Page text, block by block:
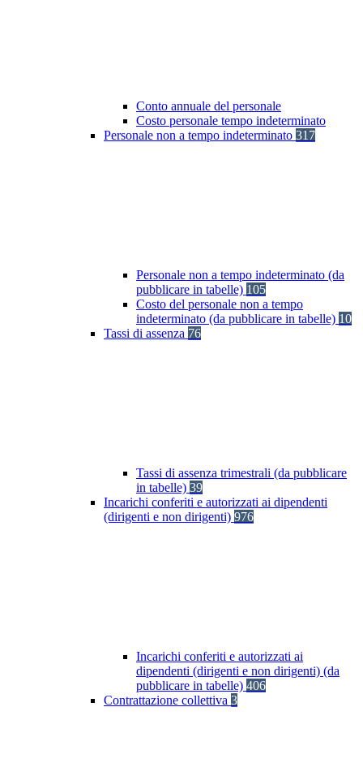
Conto annuale del personale
Costo personale tempo indeterminato
Personale non a tempo indeterminato 317
Personale non a tempo indeterminato (da
pubblicare in tabelle) 105
Costo del personale non a tempo
indeterminato (da pubblicare in tabelle) 10
Tassi di assenza 76
Tassi di assenza trimestrali (da pubblicare
in tabelle) 39
Incarichi conferiti e autorizzati ai dipendenti
(dirigenti e non dirigenti) 976
Incarichi conferiti e autorizzati ai
dipendenti (dirigenti e non dirigenti) (da
pubblicare in tabelle) 406
Contrattazione collettiva 3